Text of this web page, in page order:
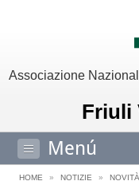
Associazione
Friuli
Menú
HOME » NOTIZIE » NOVITÀ